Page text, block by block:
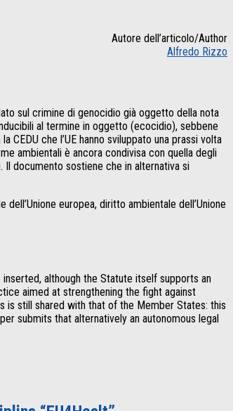
Autore dell’articolo/Author
Alfredo Rizzo
sul crimine di genocidio già oggetto della nota
al termine in oggetto (ecocidio), sebbene
che l’UE hanno sviluppato una prassi volta
ambientali è ancora condivisa con quella degli
documento sostiene che in alternativa si
europea, diritto ambientale dell’Unione
although the Statute itself supports an
aimed at strengthening the fight against
is still shared with that of the Member States: this
submits that alternatively an autonomous legal